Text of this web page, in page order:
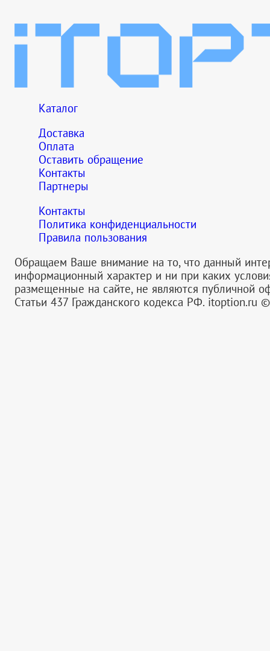
Каталог
Доставка
Оплата
Оставить обращение
Контакты
Партнеры
Контакты
Политика конфиденциальности
Правила пользования
Обращаем Ваше внимание на то, что данный
информационный характер и ни при каких
размещенные на сайте, не являются публичной
Статьи 437 Гражданского кодекса РФ. itoption.ru